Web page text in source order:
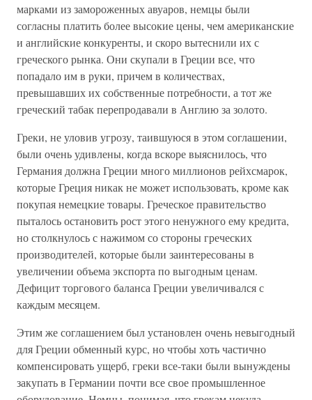
марками из замороженных авуаров, немцы были
согласны платить более высокие цены, чем американские
и английские конкуренты, и скоро вытеснили их с
греческого рынка. Они скупали в Греции все, что
попадало им в руки, причем в количествах,
превышавших их собственные потребности, а тот же
греческий табак перепродавали в Англию за золото.
Греки, не уловив угрозу, таившуюся в этом соглашении,
были очень удивлены, когда вскоре выяснилось, что
Германия должна Греции много миллионов рейхсмарок,
которые Греция никак не может использовать, кроме как
покупая немецкие товары. Греческое правительство
пыталось остановить рост этого ненужного ему кредита,
но столкнулось с нажимом со стороны греческих
производителей, которые были заинтересованы в
увеличении объема экспорта по выгодным ценам.
Дефицит торгового баланса Греции увеличивался с
каждым месяцем.
Этим же соглашением был установлен очень невыгодный
для Греции обменный курс, но чтобы хоть частично
компенсировать ущерб, греки все-таки были вынуждены
закупать в Германии почти все свое промышленное